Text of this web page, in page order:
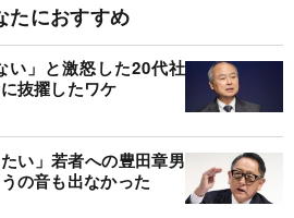
たにおすすめ
い」と激怒した20代社
抜擢したワケ
い」若者への豊田章男
の音も出なかった